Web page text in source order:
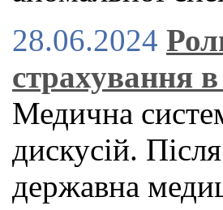
28.06.2024
страхування в
Медична
дискусій.
державна